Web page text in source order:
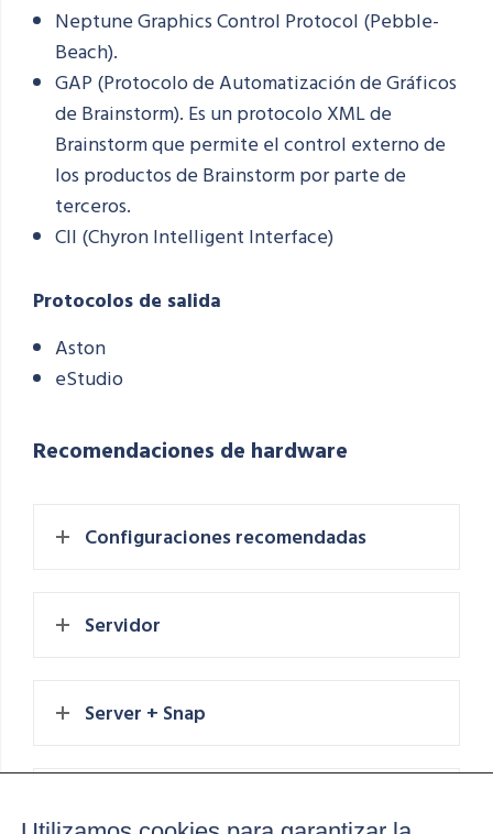
Neptune Graphics Control Protocol (Pebble-
Beach).
GAP (Protocolo de Automatización de Gráficos
de Brainstorm). Es un protocolo XML de
Brainstorm que permite el control externo de
los productos de Brainstorm por parte de
terceros.
CII (Chyron Intelligent Interface)
Protocolos de salida
Aston
eStudio
Recomendaciones de hardware
Configuraciones recomendadas
Servidor
Server + Snap